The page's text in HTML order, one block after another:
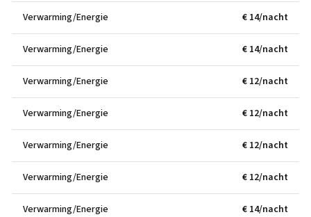
Verwarming/Energie € 14/nacht
Verwarming/Energie € 14/nacht
Verwarming/Energie € 12/nacht
Verwarming/Energie € 12/nacht
Verwarming/Energie € 12/nacht
Verwarming/Energie € 12/nacht
Verwarming/Energie € 14/nacht